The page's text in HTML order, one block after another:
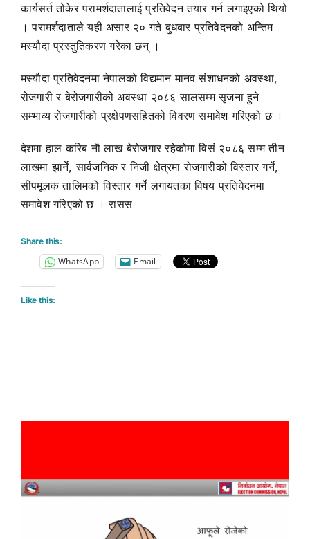
कार्यसर्त तोकेर परामर्शदातालाई प्रतिवेदन तयार गर्न लगाइएको थियो
। परामर्शदाताले यही असार २० गते बुधबार प्रतिवेदनको अन्तिम
मस्यौदा प्रस्तुतिकरण गरेका छन् ।
मस्यौदा प्रतिवेदनमा नेपालको विद्यमान मानव संशाधनको अवस्था,
रोजगारी र बेरोजगारीको अवस्था २०८६ सालसम्म सृजना हुने
सम्भाव्य रोजगारीको प्रक्षेपणसहितको विवरण समावेश गरिएको छ ।
देशमा हाल करिब नौ लाख बेरोजगार रहेकोमा विसं २०८६ सम्म तीन
लाखमा झार्ने, सार्वजनिक र निजी क्षेत्रमा रोजगारीको विस्तार गर्ने,
सीपमूलक तालिमको विस्तार गर्ने लगायतका विषय प्रतिवेदनमा
समावेश गरिएको छ । रासस
Share this:
WhatsApp Email
Like this: